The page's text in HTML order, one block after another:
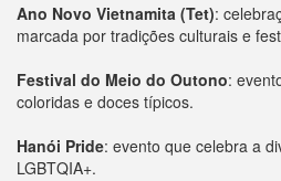
Ano Novo Vietnamita (Tet):
marcada por tradições culturais e
Festival do Meio do Outono:
coloridas e doces típicos.
Hanói Pride: evento que celebra a
LGBTQIA+.